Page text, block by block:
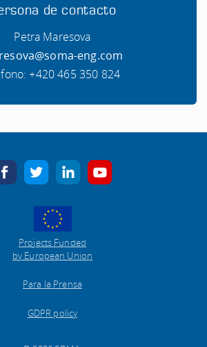
de contacto
Petra Maresova
eng.com
+420 465 350 824
facebook twitter linkedin
Projects Funded
by European Union
Para la Prensa
GDPR policy